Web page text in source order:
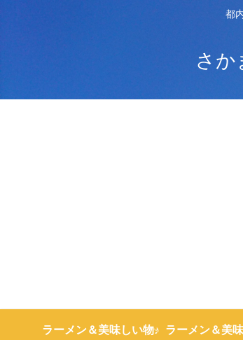
都
さ
ラーメン＆美味しい物♪ ラーメン＆美